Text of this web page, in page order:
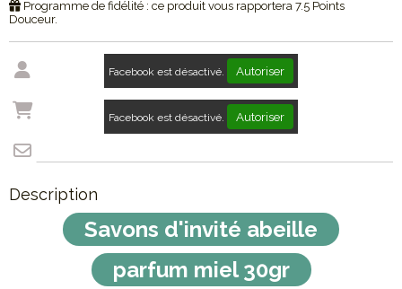
Programme de fidélité : ce produit vous rapportera 7.5 Points
Douceur.
Facebook est désactivé. Autoriser
Facebook est désactivé. Autoriser
Description
Savons d'invité abeille
parfum miel 30gr